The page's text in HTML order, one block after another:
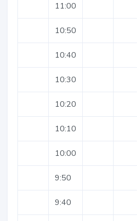
11:00
10:50
10:40
10:30
10:20
10:10
10:00
9:50
9:40